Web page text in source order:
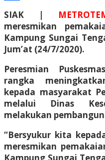
SIAK |
meresmikan
Kampung Sungai
Jum’at (24/7/2020).
Peresmian
rangka
kepada masyarakat
melalui Dinas
melakukan
“Bersyukur kita
meresmikan
Kampung Sungai